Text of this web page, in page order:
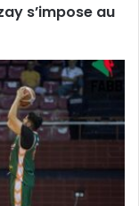
s’impose au